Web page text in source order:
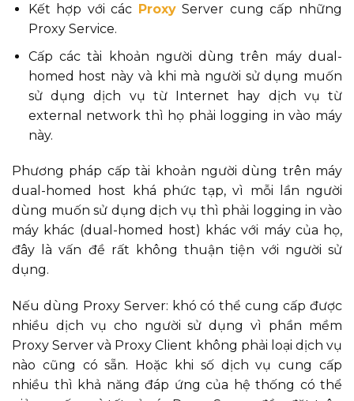
Kết hợp với các Proxy Server cung cấp những
Proxy Service.
Cấp các tài khoản người dùng trên máy dual-
homed host này và khi mà người sử dụng muốn
sử dụng dịch vụ từ Internet hay dịch vụ từ
external network thì họ phải logging in vào máy
này.
Phương pháp cấp tài khoản người dùng trên máy
dual-homed host khá phức tạp, vì mỗi lần người
dùng muốn sử dụng dịch vụ thì phải logging in vào
máy khác (dual-homed host) khác với máy của họ,
đây là vấn đề rất không thuận tiện với người sử
dụng.
Nếu dùng Proxy Server: khó có thể cung cấp được
nhiều dịch vụ cho người sử dụng vì phần mềm
Proxy Server và Proxy Client không phải loại dịch vụ
nào cũng có sẵn. Hoặc khi số dịch vụ cung cấp
nhiều thì khả năng đáp ứng của hệ thống có thể